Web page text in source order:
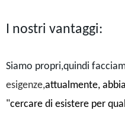
I nostri vantaggi:
Siamo propri,quindi
esigenze,attualmente,
"cercare di esistere per